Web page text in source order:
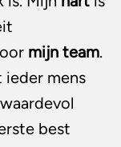
mijn team.
ieder mens
best